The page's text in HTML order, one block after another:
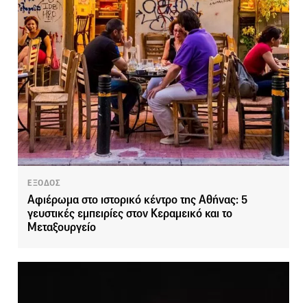
ΕΞΟΔΟΣ
Αφιέρωμα στο ιστορικό κέντρο της Αθήνας: 5
γευστικές εμπειρίες στον Κεραμεικό και το
Μεταξουργείο